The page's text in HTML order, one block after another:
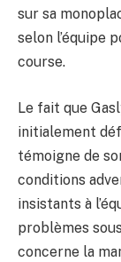
sur sa
selon l’équipe
course.
Le fait que
initialement
témoigne de
conditions
insistants à
problèmes
concerne la